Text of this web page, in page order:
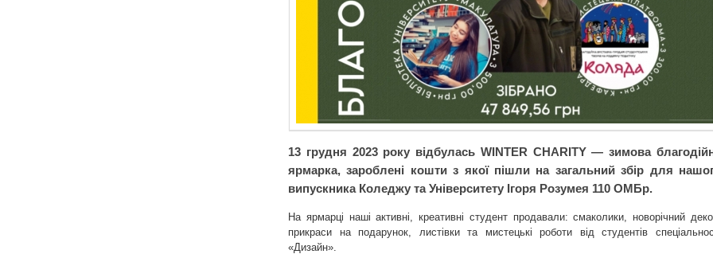
13 грудня 2023 року відбулась WINTER CHARITY — зимова
ярмарка, зароблені кошти з якої пішли на загальний збір для
випускника Коледжу та Університету Ігоря Розумея 110 ОМБр.
На ярмарці наші активні, креативні студент продавали: смаколики, новорічний
прикраси на подарунок, листівки та мистецькі роботи від студентів
«Дизайн».